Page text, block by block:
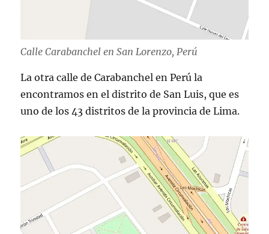
Calle Carabanchel en San Lorenzo, Perú
La otra calle de Carabanchel en Perú la
encontramos en el distrito de San Luis, que es
uno de los 43 distritos de la provincia de Lima.